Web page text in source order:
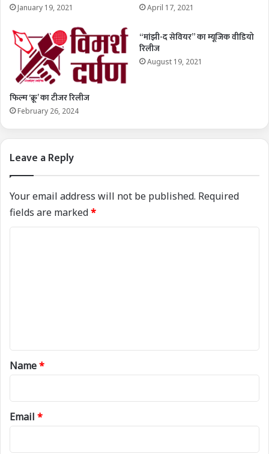
January 19, 2021 April 17, 2021
फिल्म ‘क्रू’ का टीजर रिलीज
February 26, 2024
“मांझी-द सेवियर” का म्यूजिक वीडियो
रिलीज
August 19, 2021
Leave a Reply
Your email address will not be published. Required
fields are marked*
*
Name*
Email *